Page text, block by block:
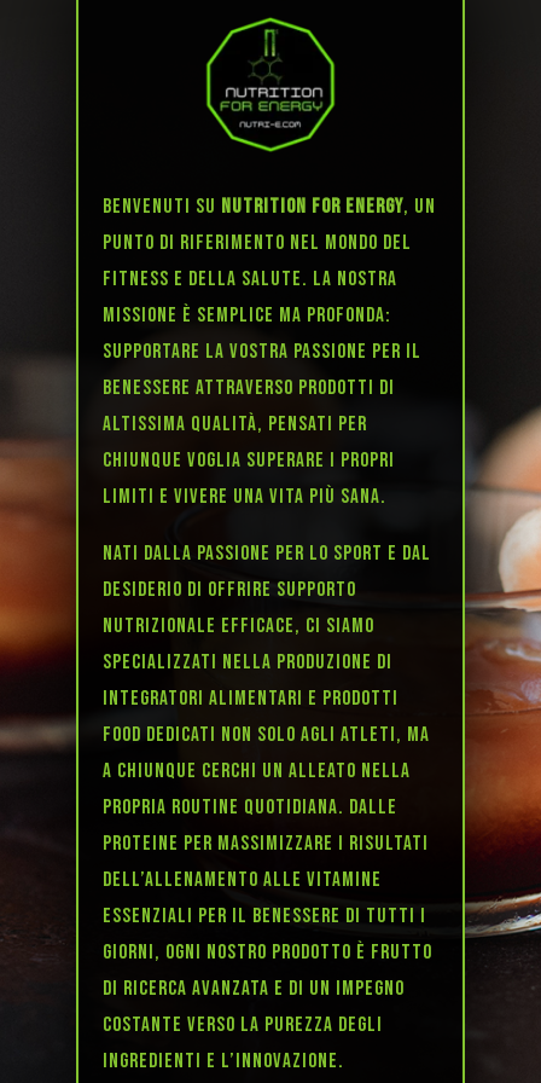
Benvenuti su NUTRITION FOR ENERGY, un
punto di riferimento nel mondo del
fitness e della salute. La nostra
missione è semplice ma profonda:
supportare la vostra passione per il
benessere attraverso prodotti di
altissima qualità, pensati per
chiunque voglia superare i propri
limiti e vivere una vita più sana.
Nati dalla passione per lo sport e dal
desiderio di offrire supporto
nutrizionale efficace, ci siamo
specializzati nella produzione di
integratori alimentari e prodotti
food dedicati non solo agli atleti, ma
a chiunque cerchi un alleato nella
propria routine quotidiana. Dalle
proteine per massimizzare i risultati
dell’allenamento alle vitamine
essenziali per il benessere di tutti i
giorni, ogni nostro prodotto è frutto
di ricerca avanzata e di un impegno
costante verso la purezza degli
ingredienti e l’innovazione.